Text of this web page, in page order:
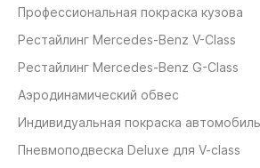
Профессиональная покраска кузова
Рестайлинг Mercedes-Benz V-Class
Рестайлинг Mercedes-Benz G-Class
Аэродинамический обвес
Индивидуальная покраска
Пневмоподвеска Deluxe для V-class